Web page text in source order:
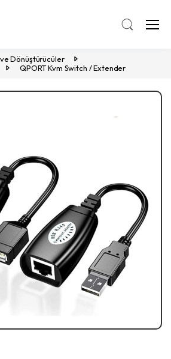
Dönüştürücüler
QPORT Kvm Switch / Extender